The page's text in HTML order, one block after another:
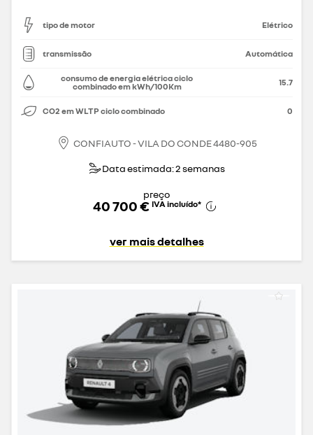
tipo de motor Elétrico
transmissão Automática
consumo de energia elétrica ciclo
combinado em kWh/100Km
15.7
CO2 em WLTP ciclo combinado 0
CONFIAUTO - VILA DO CONDE 4480-905
Data estimada: 2 semanas
preço
40 700 € IVA incluído*
ver mais detalhes